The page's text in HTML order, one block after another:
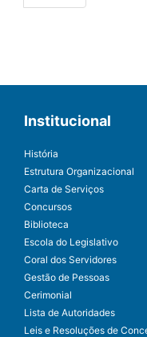
Institucional
História
Estrutura Organizacional
Carta de Serviços
Concursos
Biblioteca
Escola do Legislativo
Coral dos Servidores
Gestão de Pessoas
Cerimonial
Lista de Autoridades
Leis e Resoluções de